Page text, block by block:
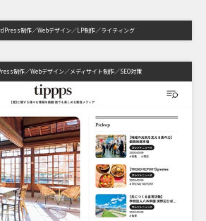
制作 Webデザイン LP制作 ライティング
制作 Webデザイン メディサイト制作 SEO対策